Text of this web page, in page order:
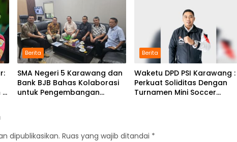
7
Berita
SMA Negeri 5 Karawang dan
Bank BJB Bahas Kolaborasi
untuk Pengembangan
Berita
Waketu DPD PSI Karawang :
Perkuat Soliditas Dengan
Turnamen Mini Soccer
dipublikasikan. Ruas yang wajib ditandai *